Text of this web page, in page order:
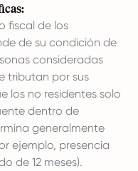
fiscal de los
de su condición de
consideradas
tributan por sus
los no residentes solo
dentro de
generalmente
ejemplo, presencia
de 12 meses).